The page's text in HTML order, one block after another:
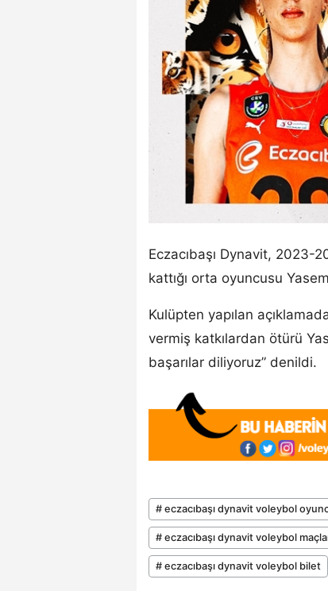
Eczacıbaşı Dynavit,
kattığı orta oyuncusu
Kulüpten yapılan
vermiş katkılardan ötürü
başarılar diliyoruz” denildi.
# eczacıbaşı dynavit voleybol
# eczacıbaşı dynavit voleybol
# eczacıbaşı dynavit voleybol bilet